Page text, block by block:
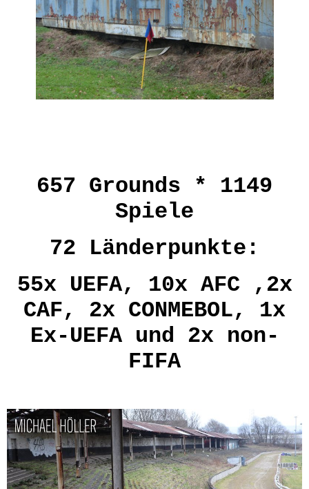
657 Grounds * 1149
Spiele
72 Länderpunkte:
55x UEFA, 10x AFC ,2x
CAF, 2x CONMEBOL, 1x
Ex-UEFA und 2x non-
FIFA